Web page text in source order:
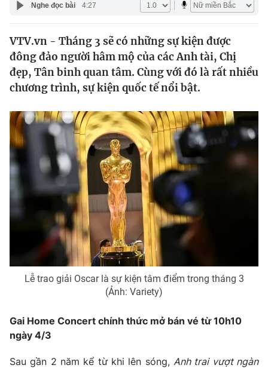
Y tế
Thế giới
Tin tức
Thế giới đó đây
Câu chuyện quốc tế
Kinh tế
Thị trường
Góc doanh nghiệp
Dữ liệu và đời sống
Truyền hình
Phim VTV
Hậu trường
Nhân vật
Khán giả
Giải sao mai
Giải trí
Đời sống
Du lịch
Làm đẹp
Chất lượng cuộc sống
Giáo dục
Tuyển sinh
Công nghệ
Sản phẩm
Thị trường
Giao lưu trực tuyến
Lịch phát sóng
Nghe đọc bài 4:27
VTV.vn - Tháng 3 sẽ có những sự kiện được
đông đảo người hâm mộ của các Anh tài, Chị
đẹp, Tân binh quan tâm. Cùng với đó là rất nhiều
chương trình, sự kiện quốc tế nổi bật.
Lễ trao giải Oscar là sự kiện tâm điểm trong tháng 3
(Ảnh: Variety)
Gai Home Concert chính thức mở bán vé từ 10h10
ngày 4/3
Sau gần 2 năm kể từ khi lên sóng, Anh trai vượt ngàn